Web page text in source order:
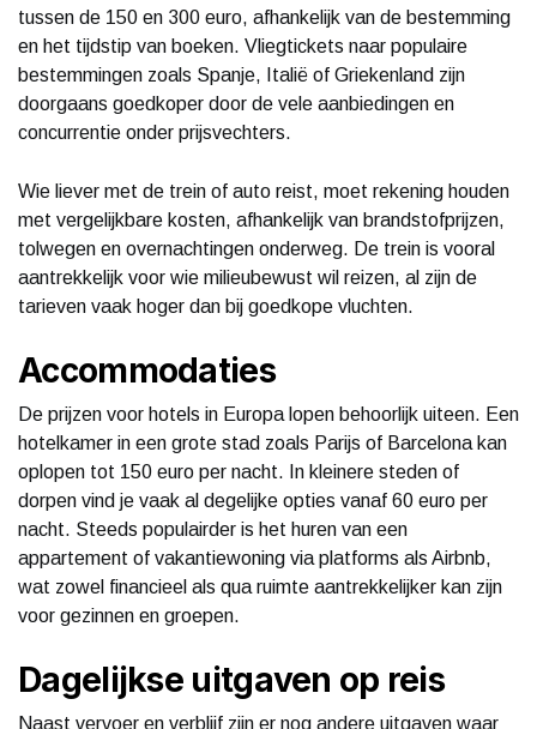
tussen de 150 en 300 euro, afhankelijk van de bestemming
en het tijdstip van boeken. Vliegtickets naar populaire
bestemmingen zoals Spanje, Italië of Griekenland zijn
doorgaans goedkoper door de vele aanbiedingen en
concurrentie onder prijsvechters.
Wie liever met de trein of auto reist, moet rekening houden
met vergelijkbare kosten, afhankelijk van brandstofprijzen,
tolwegen en overnachtingen onderweg. De trein is vooral
aantrekkelijk voor wie milieubewust wil reizen, al zijn de
tarieven vaak hoger dan bij goedkope vluchten.
Accommodaties
De prijzen voor hotels in Europa lopen behoorlijk uiteen. Een
hotelkamer in een grote stad zoals Parijs of Barcelona kan
oplopen tot 150 euro per nacht. In kleinere steden of
dorpen vind je vaak al degelijke opties vanaf 60 euro per
nacht. Steeds populairder is het huren van een
appartement of vakantiewoning via platforms als Airbnb,
wat zowel financieel als qua ruimte aantrekkelijker kan zijn
voor gezinnen en groepen.
Dagelijkse uitgaven op reis
Naast vervoer en verblijf zijn er nog andere uitgaven waar